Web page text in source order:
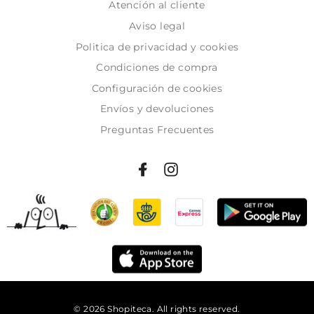
Atención al cliente
Aviso legal
Politica de privacidad y cookies
Condiciones de compra
Configuración de cookies
Envíos y devoluciones
Preguntas Frecuentes
© 2026 Shopiteca. All rights reserved.